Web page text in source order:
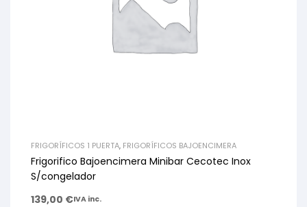
FRIGORÍFICOS 1 PUERTA, FRIGORÍFICOS BAJOENCIMERA
Frigorifico Bajoencimera Minibar Cecotec Inox
S/congelador
139,00 €IVA inc.